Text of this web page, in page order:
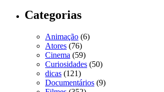
Categorias
Animação (6)
Atores (76)
Cinema (59)
Curiosidades (50)
dicas (121)
Documentários (9)